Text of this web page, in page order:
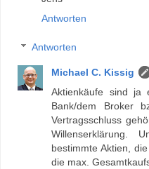
Antworten
Antworten
Michael C. Kissig
Aktienkäufe sind ja
Bank/dem Broker
Vertragsschluss
bestimmte Aktien,
die max.